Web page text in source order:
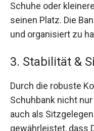
Schuhe oder
seinen Platz. Die
und organisiert zu
3. Stabilität &
Durch die robuste
Schuhbank nicht
auch als
gewährleistet, dass